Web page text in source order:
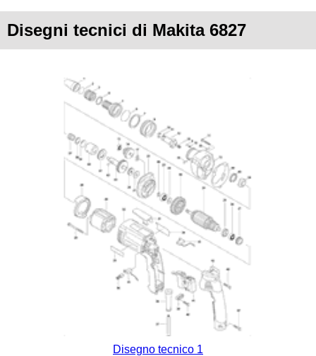
Disegni tecnici di Makita 6827
Disegno tecnico 1